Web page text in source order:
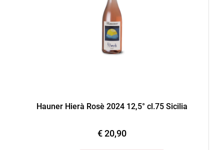
Hauner Hierà Rosè 2024 12,5° cl.75 Sicilia
€ 20,90